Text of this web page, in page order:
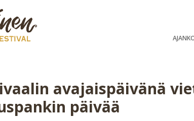
avajaispäivänä
päivää